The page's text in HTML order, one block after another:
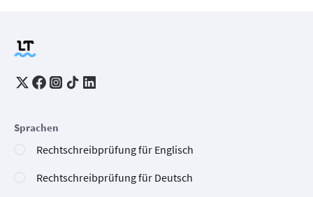
Sprachen
Rechtschreibprüfung für Englisch
Rechtschreibprüfung für Deutsch